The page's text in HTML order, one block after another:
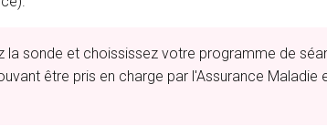
la sonde et choississez votre programme de
être pris en charge par l'Assurance Maladie